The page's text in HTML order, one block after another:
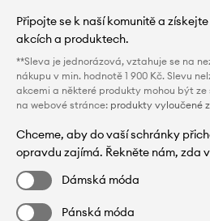
Připojte se k naší komunitě a
akcích a produktech.
**Sleva je jednorázová, vztahuje se na
nákupu v min. hodnotě 1 900 Kč. Slevu
akcemi a některé produkty mohou být
na webové stránce: produkty vyloučené
Chceme, aby do vaší schránky
opravdu zajímá. Řekněte nám, zda
Dámská móda
Pánská móda